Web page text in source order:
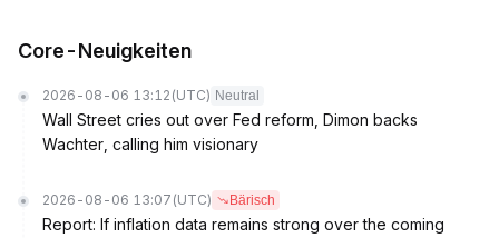
Core-Neuigkeiten
2026-08-06 13:12 (UTC) Neutral
Wall Street cries out over Fed reform, Dimon backs
Wachter, calling him visionary
2026-08-06 13:07 (UTC) Bärisch
Report: If inflation data remains strong over the coming